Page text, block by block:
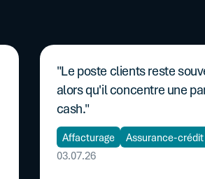
"Le poste clients reste
alors qu'il concentre une
cash."
Affacturage Assurance-crédit
03.07.26